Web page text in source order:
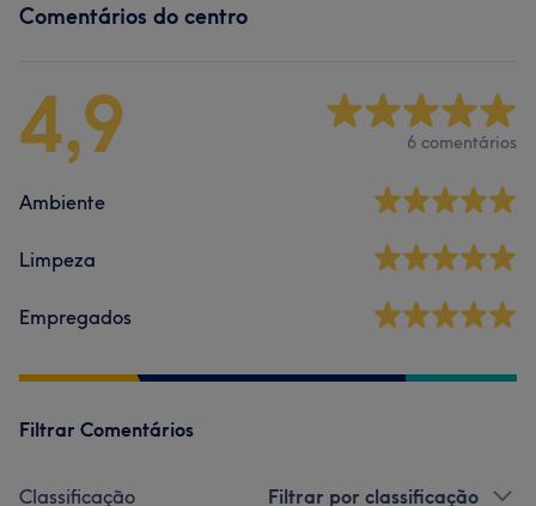
Comentários do centro
4,9 6 comentários
Ambiente
Limpeza
Empregados
Filtrar Comentários
Classificação Filtrar por classificação